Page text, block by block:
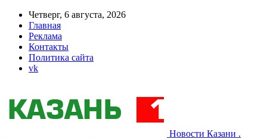
Четверг, 6 августа, 2026
Главная
Реклама
Контакты
Политика сайта
vk
Новости Казани .